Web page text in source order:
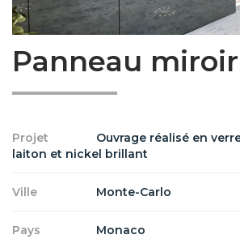
Panneau miroir
Projet
Ouvrage réalisé en
laiton et nickel brillant
Ville Monte-Carlo
Pays Monaco